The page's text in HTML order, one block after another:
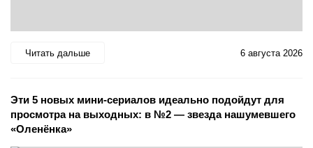
Читать дальше 6 августа 2026
Эти 5 новых мини-сериалов идеально подойдут для
просмотра на выходных: в №2 — звезда нашумевшего
«Оленёнка»